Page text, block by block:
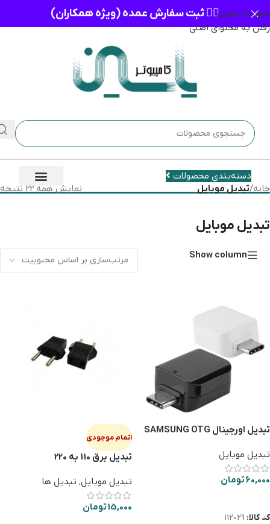
عبور به ناوبری
رفتن به محتوای اصلی
👈🏻 ثبت سفارش عمده (ویژه همکاران)
دسته‌بندی محصولات
خانه/تبدیل موبایل نمایش همه 22 نتیجه
تبدیل موبایل
Show column
تبدیل اورجینال SAMSUNG OTG
تبدیل موبایل
60,000تومان
کد کالا: 112029
اتمام موجودی
تبدیل برق 110 به 220
تبدیل موبایل, تبدیل ها
15,000تومان